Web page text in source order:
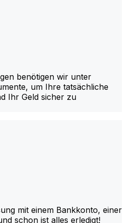
benötigen wir unter
um Ihre tatsächliche
Ihr Geld sicher zu
mit einem Bankkonto, einer
schon ist alles erledigt!